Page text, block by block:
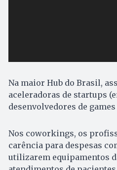
Na maior Hub do Brasil,
aceleradoras de startups
desenvolvedores de
Nos coworkings, os
carência para despesas
utilizarem equipamentos